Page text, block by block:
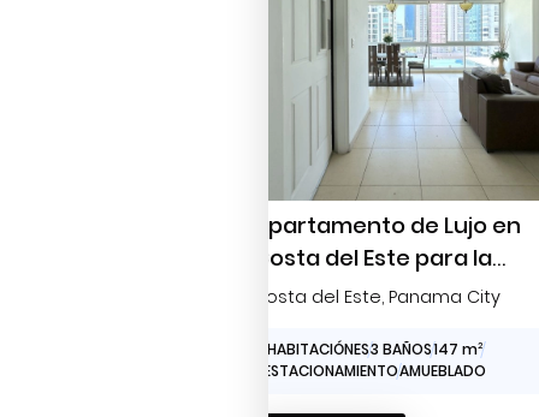
Apartamento de Lujo en
Costa del Este para la
venta
Costa del Este, Panama City
3 HABITACIÓNES3 BAÑOS147 m2
1 ESTACIONAMIENTOAMUEBLADO